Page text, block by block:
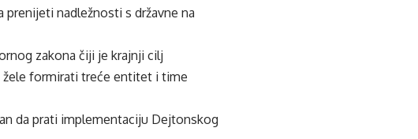
nadležnosti s državne na
zakona čiji je krajnji cilj
žele formirati treće entitet i time
da prati implementaciju Dejtonskog